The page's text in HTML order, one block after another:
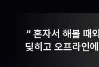
“ 혼자서 해볼 때
딪히고 오프라인